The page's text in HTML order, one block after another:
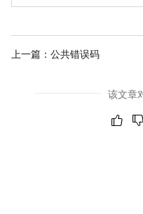
上一篇： 公共错误码
该文章